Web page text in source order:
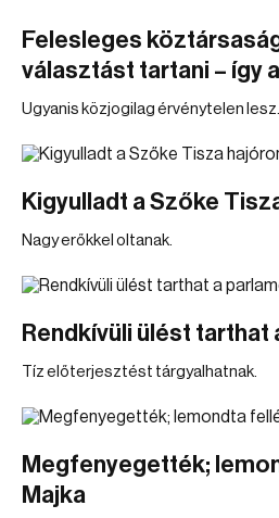
Felesleges
választást tartani – így
Ugyanis közjogilag érvénytelen lesz.
Kigyulladt a Szőke
Nagy erőkkel oltanak.
Rendkívüli ülést tarthat
Tíz előterjesztést tárgyalhatnak.
Megfenyegették;
Majka